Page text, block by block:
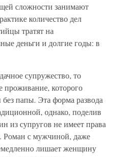
сложности занимают
количество дел
тратят на
деньги и долгие годы: в
супружество, то
проживание, которого
папы. Эта форма развода
однако, поделив
из супругов не имеет права
Роман с мужчиной, даже
лишает женщину